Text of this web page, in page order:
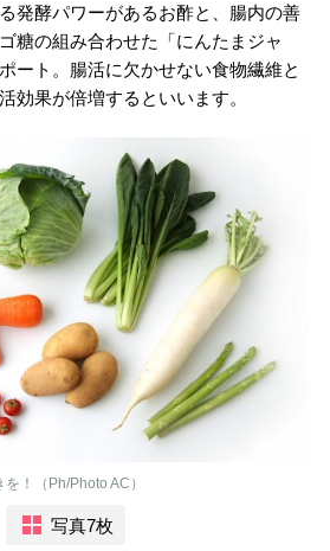
発酵パワーがあるお酢と、腸内の善
糖の組み合わせた「にんたまジャ
ート。腸活に欠かせない食物繊維と
効果が倍増するといいます。
！（Ph/Photo AC）
写真7枚